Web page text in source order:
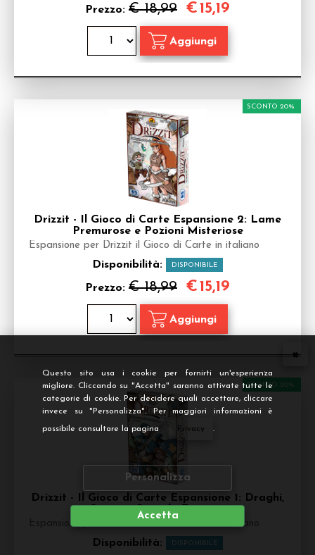
Questo sito usa i cookie per fornirti un'esperienza
migliore. Cliccando su "Accetta" saranno attivate tutte le
categorie di cookie. Per decidere quali accettare, cliccare
invece su "Personalizza". Per maggiori informazioni è
possibile consultare la pagina Privacy .
Personalizza
Accetta
Prezzo: € 18,99 €15,19
Drizzit - Il Gioco di Carte Espansione 2: Lame
Premurose e Pozioni Misteriose
Espansione per Drizzit il Gioco di Carte in italiano
Disponibilità: DISPONIBILE
Prezzo: € 18,99
SCONTO 20%
€15,19
Drizzit - Il Gioco di Carte Espansione 1: Draghi,
Spose e Coccole Estreme
Espansione per Drizzit il Gioco di Carte in italiano
Disponibilità: DISPONIBILE
SCONTO 20%